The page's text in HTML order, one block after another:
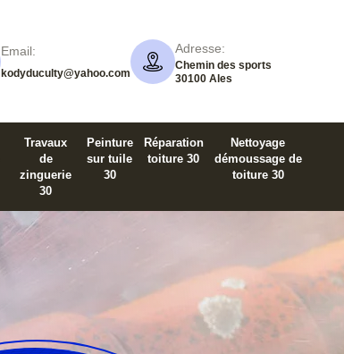
Email:
kodyduculty@yahoo.com
Adresse:
Chemin des sports
30100 Ales
Travaux
de
zinguerie
30
Peinture
sur tuile
30
Réparation
toiture 30
Nettoyage
démoussage de
toiture 30